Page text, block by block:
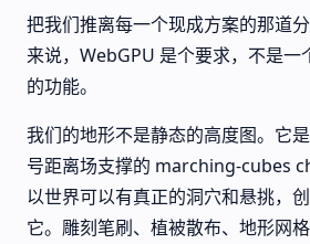
把我们推离每一个现成方案的那道
来说，WebGPU 是个要求，不是一
的功能。
我们的地形不是静态的高度图。它
号距离场支撑的 marching-cubes
以世界可以有真正的洞穴和悬挑，
它。雕刻笔刷、植被散布、地形网